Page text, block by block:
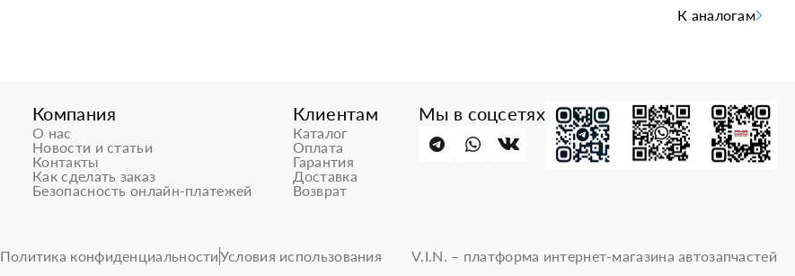
К аналогам
Компания
О нас
Новости и статьи
Контакты
Как сделать заказ
Безопасность онлайн-платежей
Клиентам
Каталог
Оплата
Гарантия
Доставка
Возврат
Мы в соцсетях
Политика конфиденциальностиУсловия использования V.I.N. – платформа интернет-магазина автозапчастей